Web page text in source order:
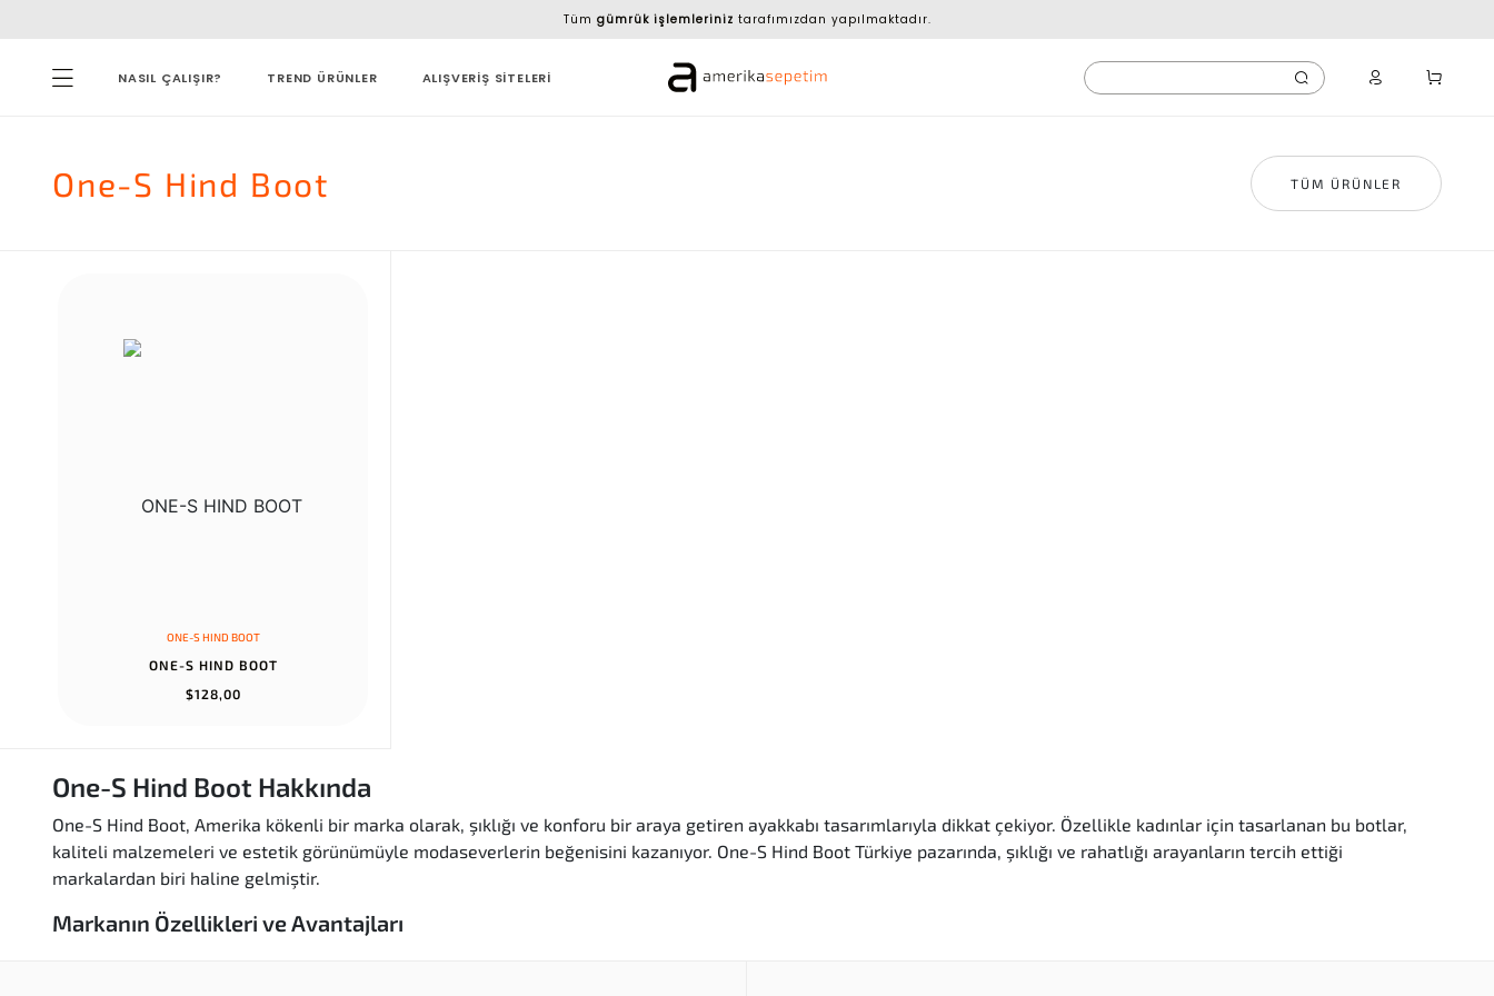
Tüm gümrük işlemleriniz tarafımızdan yapılmaktadır.
NASIL ÇALIŞIR? TREND ÜRÜNLER ALIŞVERİŞ SİTELERİ
One-S Hind Boot TÜM ÜRÜNLER
ONE-S HIND BOOT
ONE-S HIND BOOT
$128,00
One-S Hind Boot Hakkında
One-S Hind Boot, Amerika kökenli bir marka olarak, şıklığı ve konforu bir araya getiren ayakkabı tasarımlarıyla dikkat çekiyor. Özellikle kadınlar için tasarlanan bu botlar,
kaliteli malzemeleri ve estetik görünümüyle modaseverlerin beğenisini kazanıyor. One-S Hind Boot Türkiye pazarında, şıklığı ve rahatlığı arayanların tercih ettiği
markalardan biri haline gelmiştir.
Markanın Özellikleri ve Avantajları